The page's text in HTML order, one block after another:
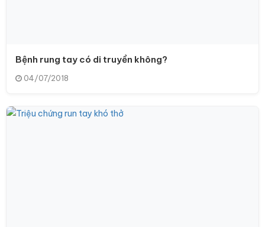
Bệnh rung tay có di truyền không?
04/07/2018